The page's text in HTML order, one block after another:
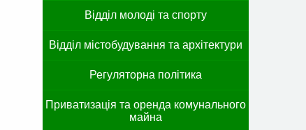
Відділ молоді та спорту
Відділ містобудування та архітектури
Регуляторна політика
Приватизація та оренда комунального
майна